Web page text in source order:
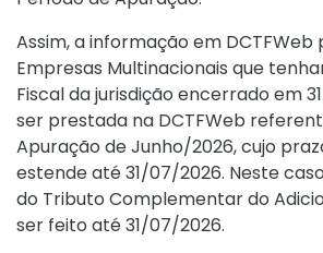
Assim, a informação em DCTFWeb
Empresas Multinacionais que
Fiscal da jurisdição encerrado em
ser prestada na DCTFWeb
Apuração de Junho/2026, cujo
estende até 31/07/2026. Neste
do Tributo Complementar do
ser feito até 31/07/2026.